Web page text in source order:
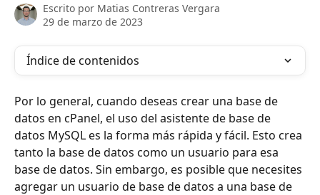
Escrito por Matias Contreras Vergara
29 de marzo de 2023
Índice de contenidos
Por lo general, cuando deseas crear una base de
datos en cPanel, el uso del asistente de base de
datos MySQL es la forma más rápida y fácil. Esto crea
tanto la base de datos como un usuario para esa
base de datos. Sin embargo, es posible que necesites
agregar un usuario de base de datos a una base de